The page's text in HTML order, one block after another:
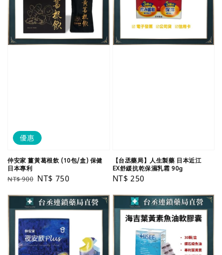
優惠
仲安家 薑黃葛根飲 (10包/盒) 保健
日本專利
Regular
NT$ 900 Sale
NT$ 750
【台丞藥局】人生製藥 日本近江
EX舒緩抗乾保濕乳霜 90g
Regular
NT$ 250